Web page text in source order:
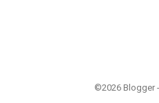
©2026 Blogger -